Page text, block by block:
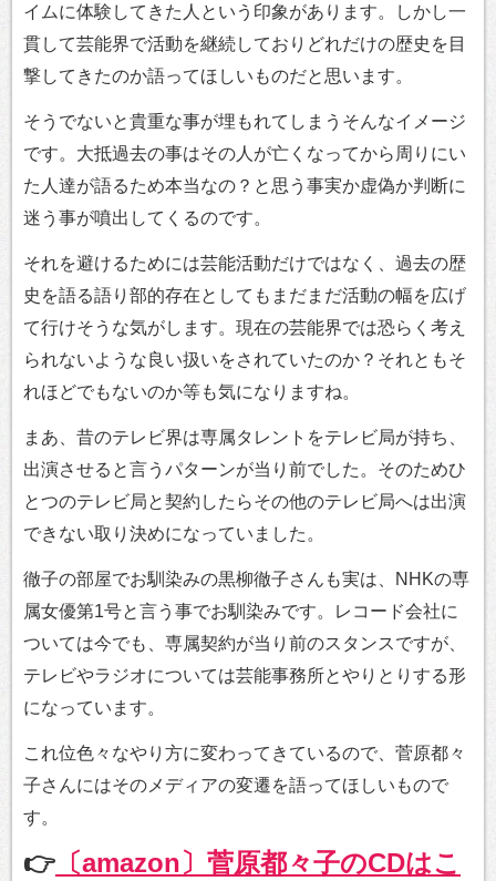
イムに体験してきた人という印象があります。しかし一
貫して芸能界で活動を継続しておりどれだけの歴史を目
撃してきたのか語ってほしいものだと思います。
そうでないと貴重な事が埋もれてしまうそんなイメージ
です。大抵過去の事はその人が亡くなってから周りにい
た人達が語るため本当なの？と思う事実か虚偽か判断に
迷う事が噴出してくるのです。
それを避けるためには芸能活動だけではなく、過去の歴
史を語る語り部的存在としてもまだまだ活動の幅を広げ
て行けそうな気がします。現在の芸能界では恐らく考え
られないような良い扱いをされていたのか？それともそ
れほどでもないのか等も気になりますね。
まあ、昔のテレビ界は専属タレントをテレビ局が持ち、
出演させると言うパターンが当り前でした。そのためひ
とつのテレビ局と契約したらその他のテレビ局へは出演
できない取り決めになっていました。
徹子の部屋でお馴染みの黒柳徹子さんも実は、NHKの専
属女優第1号と言う事でお馴染みです。レコード会社に
ついては今でも、専属契約が当り前のスタンスですが、
テレビやラジオについては芸能事務所とやりとりする形
になっています。
これ位色々なやり方に変わってきているので、菅原都々
子さんにはそのメディアの変遷を語ってほしいもので
す。
👉 〔amazon〕菅原都々子のCDはこ